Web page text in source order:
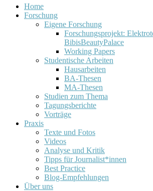
Home
Forschung
Eigene Forschung
Forschungsprojekt:
BibisBeautyPalace
Working Papers
Studentische Arbeiten
Hausarbeiten
BA-Thesen
MA-Thesen
Studien zum Thema
Tagungsberichte
Vorträge
Praxis
Texte und Fotos
Videos
Analyse und Kritik
Tipps für Journalist*innen
Best Practice
Blog-Empfehlungen
Über uns